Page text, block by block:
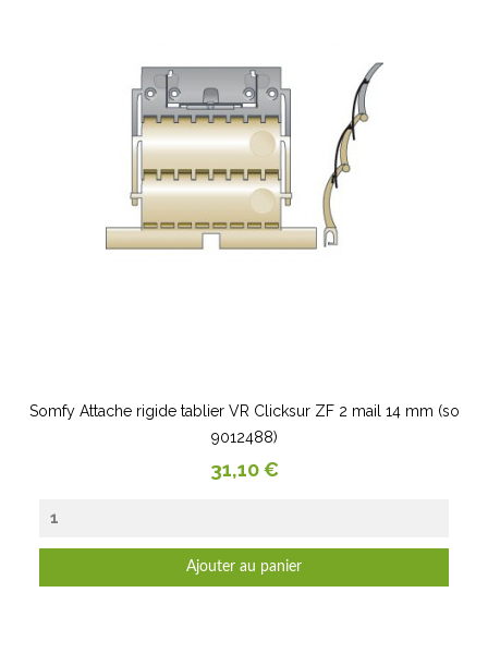
Somfy Attache rigide tablier VR Clicksur ZF 2 mail 14 mm (so
9012488)
Prix
31,10 €
Ajouter au panier